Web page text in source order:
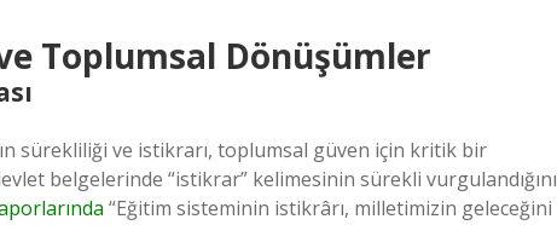
Toplumsal Dönüşümler
sürekliliği ve istikrarı, toplumsal güven için kritik bir
belgelerinde “istikrar” kelimesinin sürekli vurgulandığını
“Eğitim sisteminin istikrârı, milletimizin geleceğini